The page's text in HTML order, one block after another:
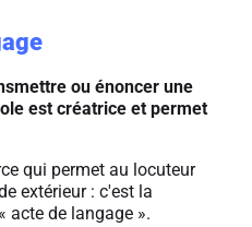
ou énoncer une
est créatrice et permet
qui permet au locuteur
extérieur : c'est la
acte de langage ».